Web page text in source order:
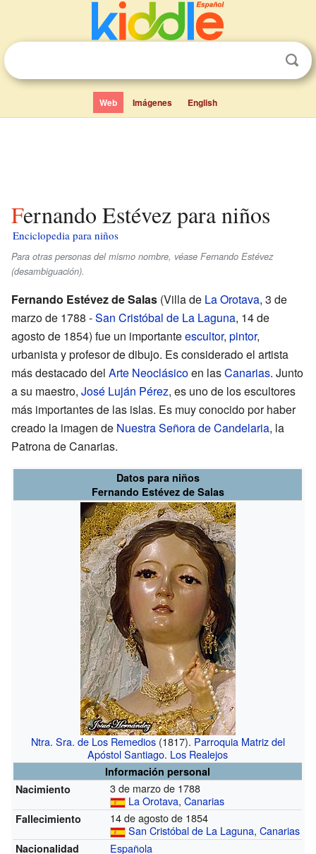
Web Imágenes English
Fernando Estévez para niños
Enciclopedia para niños
Para otras personas del mismo nombre, véase Fernando Estévez
(desambiguación).
Fernando Estévez de Salas (Villa de La Orotava, 3 de
marzo de 1788 -San Cristóbal de La Laguna, 14 de
agosto de 1854) fue un importanteescultor, pintor,
urbanista y profesor de dibujo. Es considerado el artista
más destacado del Arte Neoclásicoen lasCanarias. Junto
a su maestro, José Luján Pérez, es uno de los escultores
más importantes de las islas. Es muy conocido por haber
creado la imagen de Nuestra Señora de Candelaria, la
Patrona de Canarias.
Datos para niños
Fernando Estévez de Salas
Ntra. Sra. de Los Remedios(1817). Parroquia Matriz del
Apóstol Santiago. Los Realejos
Información personal
Nacimiento
3 de marzo de 1788
La Orotava,Canarias
Fallecimiento
14 de agosto de 1854
San Cristóbal de La Laguna,Canarias
Nacionalidad Española